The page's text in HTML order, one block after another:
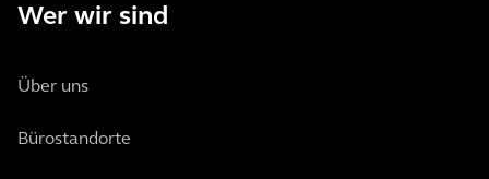
Wer wir sind
Über uns
Bürostandorte